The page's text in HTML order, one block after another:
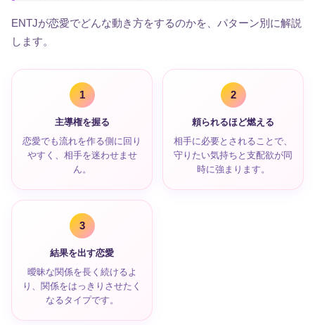
ENTJが恋愛でどんな動き方をするのかを、パターン別に解説
します。
1
主導権を握る
恋愛でも流れを作る側に回り
やすく、相手を迷わせませ
ん。
2
頼られるほど燃える
相手に必要とされることで、
守りたい気持ちと支配欲が同
時に強まります。
3
結果を出す恋愛
曖昧な関係を長く続けるよ
り、関係をはっきりさせたく
なるタイプです。